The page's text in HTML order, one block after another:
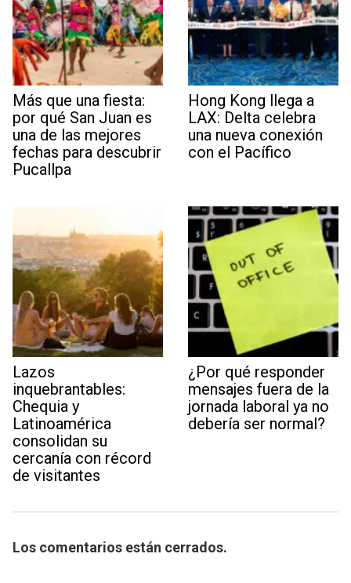
Más que una fiesta:
por qué San Juan es
una de las mejores
fechas para descubrir
Pucallpa
Hong Kong llega a
LAX: Delta celebra
una nueva conexión
con el Pacífico
Lazos
inquebrantables:
Chequia y
Latinoamérica
consolidan su
cercanía con récord
de visitantes
¿Por qué responder
mensajes fuera de la
jornada laboral ya no
debería ser normal?
Los comentarios están cerrados.